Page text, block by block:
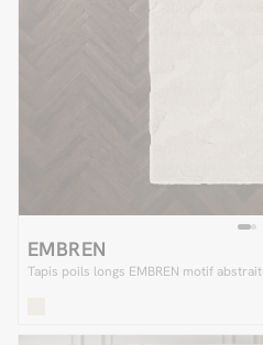
EMBREN
Tapis poils longs EMBREN motif abstrait